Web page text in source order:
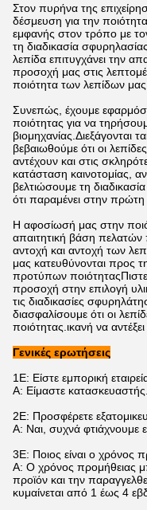
Στον πυρήνα της
δέσμευση για την
εμφανής στον τρόπο με
τη διαδικασία
λεπίδα επιτυγχάνει την
προσοχή μας στις
ποιότητα των λεπίδων μας.
Συνεπώς, έχουμε
ποιότητας για να
βιομηχανίας.Διεξάγονται
βεβαιωθούμε ότι οι
αντέχουν και στις
κατάσταση καινοτομίας,
βελτιώσουμε τη
ότι παραμένει στην πρώτη
Η αφοσίωσή μας στην
απαιτητική βάση πελατών
αντοχή και αντοχή των
μας κατευθύνονται προς
προτύπων
προσοχή στην επιλογή
τις διαδικασίες
διασφαλίσουμε ότι οι
ποιότητας.ικανή να
Γενικές ερωτήσεις
1Ε: Είστε εμπορική
Α: Είμαστε κατασκευαστής.
2Ε: Προσφέρετε
Α: Ναι, συχνά φτιάχνουμε
3Ε: Ποιος είναι ο χρόνος
Α: Ο χρόνος προμήθειας
προϊόν και την
κυμαίνεται από 1 έως 4